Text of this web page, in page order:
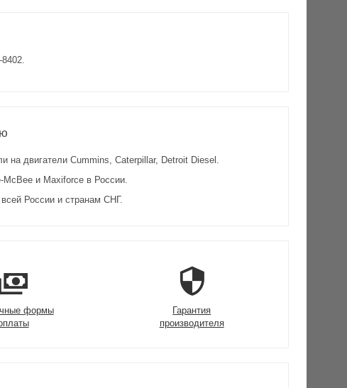
на двигатели Cummins, Caterpillar, Detroit Diesel.
и Maxiforce в России.
России и странам СНГ.
формы
Гарантия
производителя